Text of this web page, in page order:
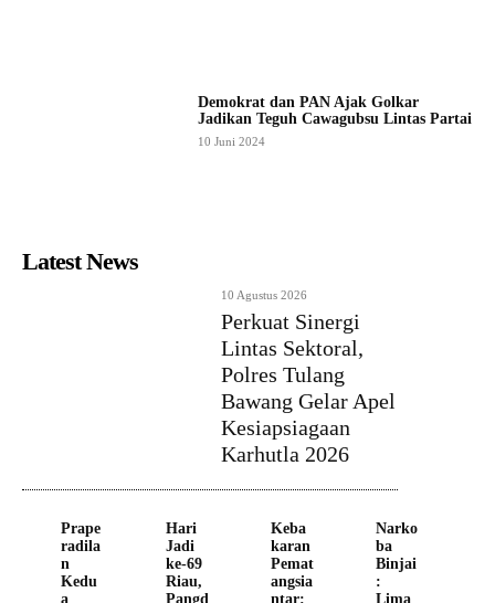
Demokrat dan PAN Ajak Golkar
Jadikan Teguh Cawagubsu Lintas Partai
10 Juni 2024
Latest News
10 Agustus 2026
Perkuat Sinergi
Lintas Sektoral,
Polres Tulang
Bawang Gelar Apel
Kesiapsiagaan
Karhutla 2026
Prape
radila
n
Kedu
a
Hari
Jadi
ke-69
Riau,
Pangd
Keba
karan
Pemat
angsia
ntar:
Narko
ba
Binjai
:
Lima